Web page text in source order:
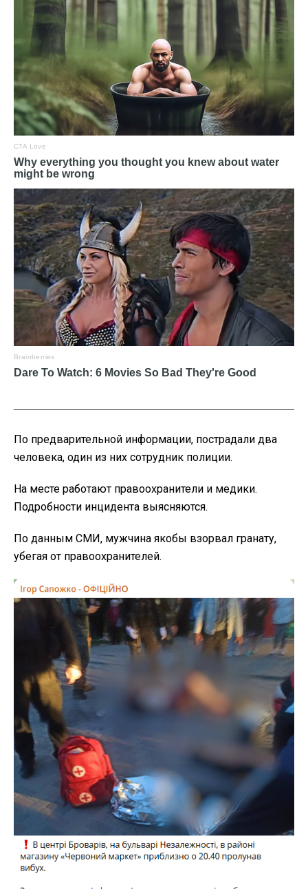
По предварительной информации, пострадали два
человека, один из них сотрудник полиции.
На месте работают правоохранители и медики.
Подробности инцидента выясняются.
По данным СМИ, мужчина якобы взорвал гранату,
убегая от правоохранителей.